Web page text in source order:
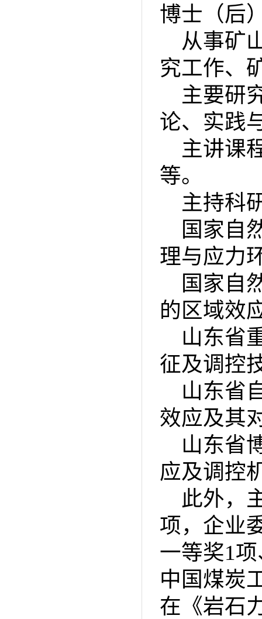
博士（后
从事矿
究工作、
主要研
论、实践
主讲课
等。
主持科
国家自
理与应力
国家自
的区域效
山东省
征及调控
山东省
效应及其
山东省
应及调控
此外，
项，企业
一等奖1
中国煤炭
在《岩石